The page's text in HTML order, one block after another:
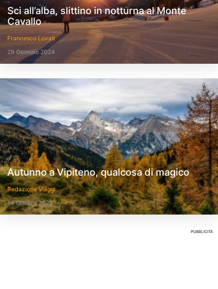
Sci all’alba, slittino in notturna al Monte
Cavallo
Francesco Lovati
29 Gennaio 2024
Autunno a Vipiteno, qualcosa di magico
Redazione Viaggi
14 Ottobre 2023
PUBBLICITÀ